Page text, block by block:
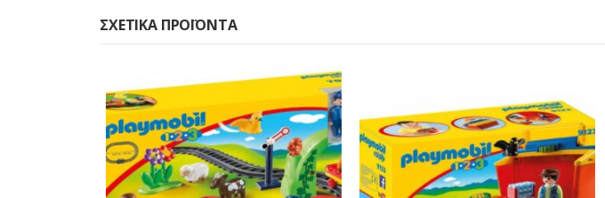
ΣΧΕΤΙΚΆ ΠΡΟΪΌΝΤΑ